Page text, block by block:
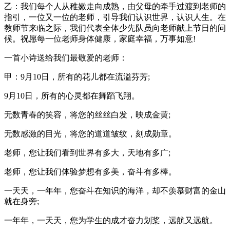
乙：我们每个人从稚嫩走向成熟，由父母的牵手过渡到老师的
指引，一位又一位的老师，引导我们认识世界，认识人生。在
教师节来临之际，我们代表全体少先队员向老师献上节日的问
候。祝愿每一位老师身体健康，家庭幸福，万事如意!
一首小诗送给我们最敬爱的老师：
甲：9月10日，所有的花儿都在流溢芬芳;
9月10日，所有的心灵都在舞蹈飞翔。
无数青春的笑容，将您的丝丝白发，映成金黄;
无数感激的目光，将您的道道皱纹，刻成勋章。
老师，您让我们看到世界有多大，天地有多广;
老师，您让我们体验梦想有多美，奋斗有多棒。
一天天，一年年，您奋斗在知识的海洋，却不羡慕财富的金山
就在身旁;
一年年，一天天，您为学生的成才奋力划桨，远航又远航。